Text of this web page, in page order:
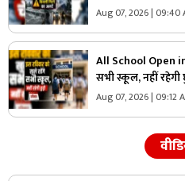
बिजली गिरने की
Aug 07, 2026 | 09:40
All School Open
सभी स्कूल, नहीं रहेगी
क्यों लिया गया ऐसा
Aug 07, 2026 | 09:12